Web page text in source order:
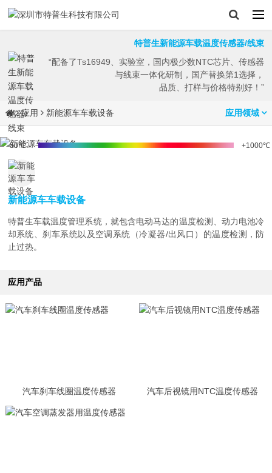
特普生新能源车载温度传感器/线束
“配备了Ts16949、实验室，国内极少数NTC芯片、传感器
与线束一体化研制，国产替换第1选择，
品质、打样与价格特别好！”
应用 新能源车车载设备 应用领域
-50℃ +1000℃
新能源车车载设备
特普生车载温度管理系统，就包含电动马达的温度检测、动力电池冷
却系统、刹车系统以及空调系统（冷凝器/出风口）的温度检测，防
止过热。
应用产品
汽车刹车线圈温度传感器 汽车后视镜用NTC温度传感器